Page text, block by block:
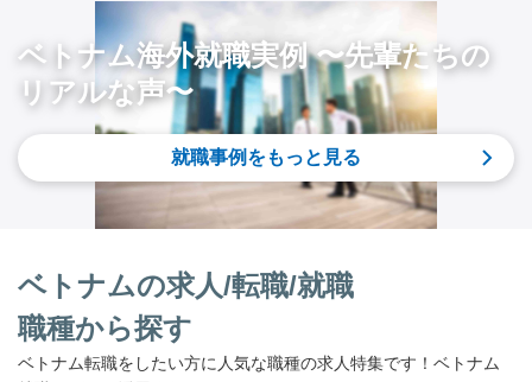
ベトナム海外就職実例 〜先輩たちの
リアルな声〜
就職事例をもっと見る
ベトナムの求人/転職/就職
職種から探す
ベトナム転職をしたい方に人気な職種の求人特集です！ベトナム